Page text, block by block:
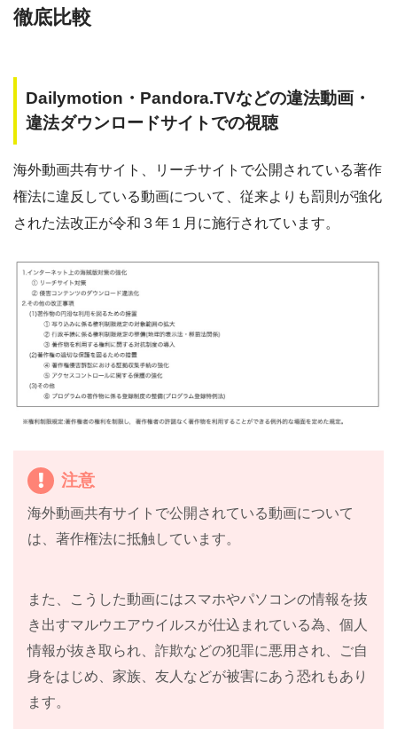
徹底比較
Dailymotion・Pandora.TVなどの違法動画・
違法ダウンロードサイトでの視聴
海外動画共有サイト、リーチサイトで公開されている著作
権法に違反している動画について、従来よりも罰則が強化
された法改正が令和３年１月に施行されています。
注意
海外動画共有サイトで公開されている動画について
は、著作権法に抵触しています。
また、こうした動画にはスマホやパソコンの情報を抜
き出すマルウエアウイルスが仕込まれている為、個人
情報が抜き取られ、詐欺などの犯罪に悪用され、ご自
身をはじめ、家族、友人などが被害にあう恐れもあり
ます。